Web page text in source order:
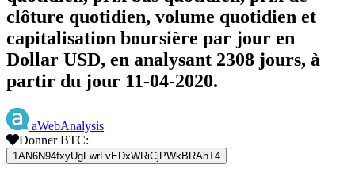
clôture quotidien, volume quotidien et
capitalisation boursière par jour en
Dollar USD, en analysant 2308 jours, à
partir du jour 11-04-2020.
aWebAnalysis
Donner BTC:
1AN6N94fxyUgFwrLvEDxWRiCjPWkBRAhT4